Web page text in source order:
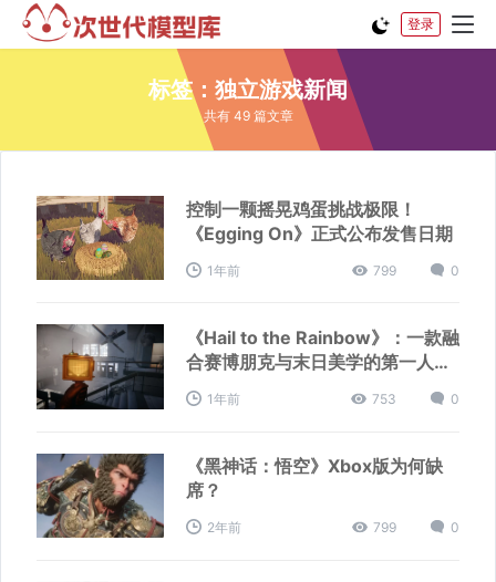
登录
标签：独立游戏新闻
共有 49 篇文章
控制一颗摇晃鸡蛋挑战极限！
《Egging On》正式公布发售日期
1年前 799 0
《Hail to the Rainbow》：一款融
合赛博朋克与末日美学的第一人称
冒险游戏
1年前 753 0
《黑神话：悟空》Xbox版为何缺
席？
2年前 799 0